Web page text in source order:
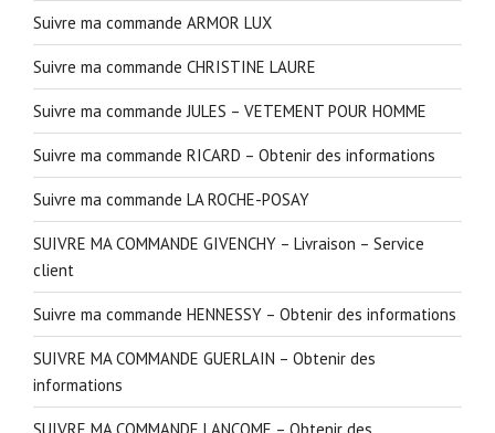
Suivre ma commande ARMOR LUX
Suivre ma commande CHRISTINE LAURE
Suivre ma commande JULES – VETEMENT POUR HOMME
Suivre ma commande RICARD – Obtenir des informations
Suivre ma commande LA ROCHE-POSAY
SUIVRE MA COMMANDE GIVENCHY – Livraison – Service
client
Suivre ma commande HENNESSY – Obtenir des informations
SUIVRE MA COMMANDE GUERLAIN – Obtenir des
informations
SUIVRE MA COMMANDE LANCOME – Obtenir des